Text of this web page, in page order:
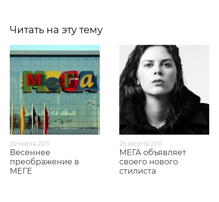
Читать на эту тему
02 марта 2011
Весеннее
преображение в
МЕГЕ
25 августа 2011
МЕГА объявляет
своего нового
стилиста